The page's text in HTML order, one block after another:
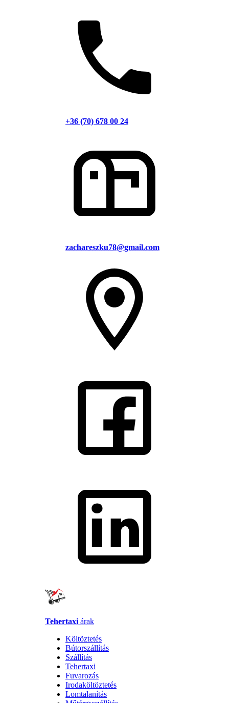
+36 (70) 678 00 24
zachareszku78@gmail.com
Tehertaxi árak
Költöztetés
Bútorszállítás
Szállítás
Tehertaxi
Fuvarozás
Irodaköltöztetés
Lomtalanítás